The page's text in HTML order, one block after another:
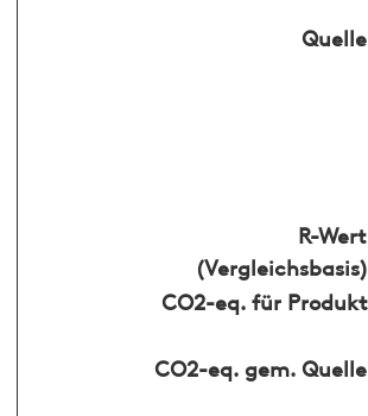
Quelle
R-Wert
(Vergleichsbasis)
CO2-eq. für Produkt
CO2-eq. gem. Quelle